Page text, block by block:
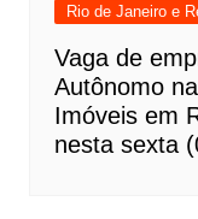
Rio de Janeiro e
Vaga de
Autônomo
Imóveis em
nesta sexta